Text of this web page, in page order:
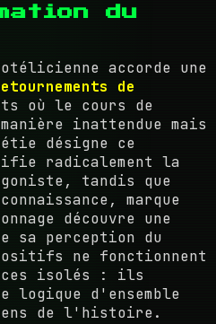
du
accorde une
de
où le cours de
inattendue mais
désigne ce
radicalement la
tandis que
marque
découvre une
sa perception du
ne fonctionnent
isolés : ils
logique d'ensemble
de l'histoire.